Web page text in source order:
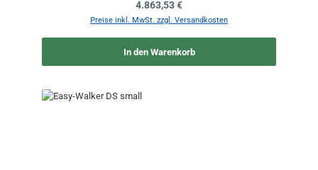
Regulärer Preis:
4.863,53 €
Preise inkl. MwSt. zzgl. Versandkosten
In den Warenkorb